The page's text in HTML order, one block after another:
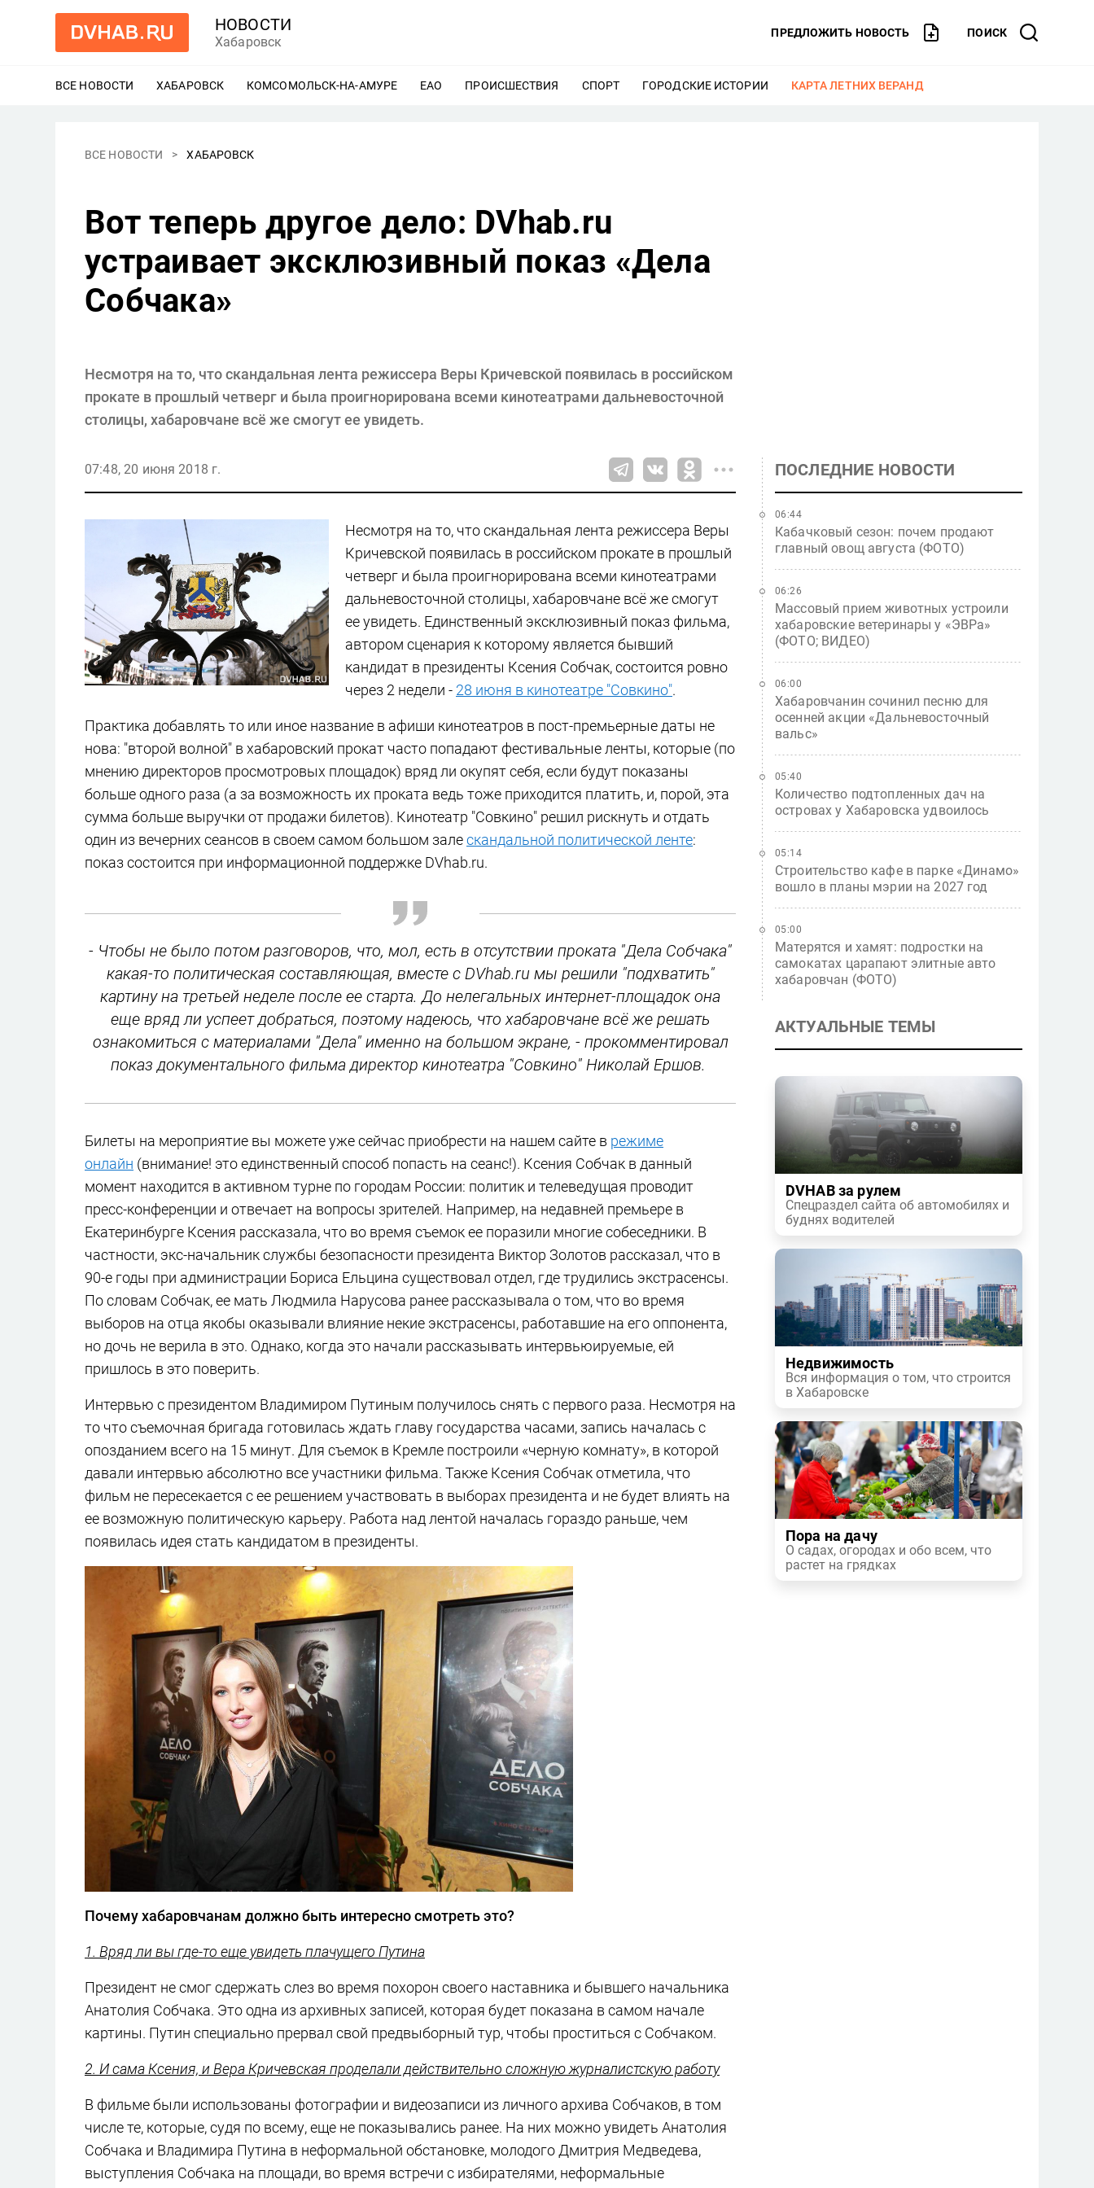
НОВОСТИ
Хабаровск
ПРЕДЛОЖИТЬ НОВОСТЬ ПОИСК
ВСЕ НОВОСТИ ХАБАРОВСК ЕЩЕ
КОМСОМОЛЬСК-НА-АМУРЕ ЕЩЕ
ЕАО ЕЩЕ
ПРОИСШЕСТВИЯ ЕЩЕ
СПОРТ ЕЩЕ
ГОРОДСКИЕ ИСТОРИИ ЕЩЕ
КАРТА ЛЕТНИХ ВЕРАНД
ВСЕ НОВОСТИ ХАБАРОВСК
Вот теперь другое дело: DVhab.ru
устраивает эксклюзивный показ «Дела
Собчака»
Несмотря на то, что скандальная лента режиссера Веры Кричевской появилась в российском
прокате в прошлый четверг и была проигнорирована всеми кинотеатрами дальневосточной
столицы, хабаровчане всё же смогут ее увидеть.
07:48, 20 июня 2018 г.
Несмотря на то, что скандальная лента режиссера Веры
Кричевской появилась в российском прокате в прошлый
четверг и была проигнорирована всеми кинотеатрами
дальневосточной столицы, хабаровчане всё же смогут
ее увидеть. Единственный эксклюзивный показ фильма,
автором сценария к которому является бывший
кандидат в президенты Ксения Собчак, состоится ровно
через 2 недели - 28 июня в кинотеатре "Совкино".
Практика добавлять то или иное название в афиши кинотеатров в пост-премьерные даты не
нова: "второй волной" в хабаровский прокат часто попадают фестивальные ленты, которые (по
мнению директоров просмотровых площадок) вряд ли окупят себя, если будут показаны
больше одного раза (а за возможность их проката ведь тоже приходится платить, и, порой, эта
сумма больше выручки от продажи билетов). Кинотеатр "Совкино" решил рискнуть и отдать
один из вечерних сеансов в своем самом большом залескандальной политической ленте:
показ состоится при информационной поддержке DVhab.ru.
- Чтобы не было потом разговоров, что, мол, есть в отсутствии проката "Дела Собчака"
какая-то политическая составляющая, вместе с DVhab.ru мы решили "подхватить"
картину на третьей неделе после ее старта. До нелегальных интернет-площадок она
еще вряд ли успеет добраться, поэтому надеюсь, что хабаровчане всё же решать
ознакомиться с материалами "Дела" именно на большом экране, - прокомментировал
показ документального фильма директор кинотеатра "Совкино" Николай Ершов.
Билеты на мероприятие вы можете уже сейчас приобрести на нашем сайте в режиме
онлайн (внимание! это единственный способ попасть на сеанс!). Ксения Собчак в данный
момент находится в активном турне по городам России: политик и телеведущая проводит
пресс-конференции и отвечает на вопросы зрителей. Например, на недавней премьере в
Екатеринбурге Ксения рассказала, что во время съемок ее поразили многие собеседники. В
частности, экс-начальник службы безопасности президента Виктор Золотов рассказал, что в
90-е годы при администрации Бориса Ельцина существовал отдел, где трудились экстрасенсы.
По словам Собчак, ее мать Людмила Нарусова ранее рассказывала о том, что во время
выборов на отца якобы оказывали влияние некие экстрасенсы, работавшие на его оппонента,
но дочь не верила в это. Однако, когда это начали рассказывать интервьюируемые, ей
пришлось в это поверить.
Интервью с президентом Владимиром Путиным получилось снять с первого раза. Несмотря на
то что съемочная бригада готовилась ждать главу государства часами, запись началась с
опозданием всего на 15 минут. Для съемок в Кремле построили «черную комнату», в которой
давали интервью абсолютно все участники фильма. Также Ксения Собчак отметила, что
фильм не пересекается с ее решением участвовать в выборах президента и не будет влиять на
ее возможную политическую карьеру. Работа над лентой началась гораздо раньше, чем
появилась идея стать кандидатом в президенты.
Почему хабаровчанам должно быть интересно смотреть это?
1. Вряд ли вы где-то еще увидеть плачущего Путина
Президент не смог сдержать слез во время похорон своего наставника и бывшего начальника
Анатолия Собчака. Это одна из архивных записей, которая будет показана в самом начале
картины. Путин специально прервал свой предвыборный тур, чтобы проститься с Собчаком.
2. И сама Ксения, и Вера Кричевская проделали действительно сложную журналистскую работу
В фильме были использованы фотографии и видеозаписи из личного архива Собчаков, в том
числе те, которые, судя по всему, еще не показывались ранее. На них можно увидеть Анатолия
Собчака и Владимира Путина в неформальной обстановке, молодого Дмитрия Медведева,
выступления Собчака на площади, во время встречи с избирателями, неформальные
ПОСЛЕДНИЕ НОВОСТИ
Кабачковый сезон: почем продают
главный овощ августа (ФОТО)
06:44
Массовый прием животных устроили
хабаровские ветеринары у «ЭВРа»
(ФОТО; ВИДЕО)
06:26
Хабаровчанин сочинил песню для
осенней акции «Дальневосточный
вальс»
06:00
Количество подтопленных дач на
островах у Хабаровска удвоилось
05:40
Строительство кафе в парке «Динамо»
вошло в планы мэрии на 2027 год
05:14
Матерятся и хамят: подростки на
самокатах царапают элитные авто
хабаровчан (ФОТО)
05:00
АКТУАЛЬНЫЕ ТЕМЫ
DVHAB за рулем
Спецраздел сайта об автомобилях и
буднях водителей
Недвижимость
Вся информация о том, что строится
в Хабаровске
Пора на дачу
О садах, огородах и обо всем, что
растет на грядках